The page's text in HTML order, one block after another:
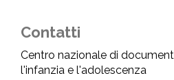
Contatti
Centro nazionale di
l'infanzia e l'adolescenza